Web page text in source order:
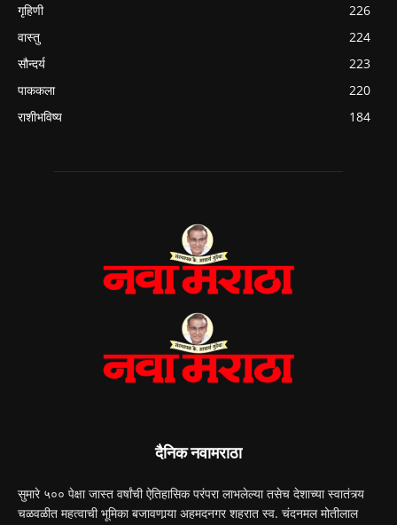
गृहिणी
226
वास्तु
224
सौन्दर्य
223
पाककला
220
राशीभविष्य
184
दैनिक नवामराठा
सुमारे ५०० पेक्षा जास्त वर्षांची ऐतिहासिक परंपरा लाभलेल्या तसेच देशाच्या स्वातंत्र्य
चळवळीत महत्वाची भूमिका बजावणार्‍या अहमदनगर शहरात स्व. चंदनमल मोतीलाल